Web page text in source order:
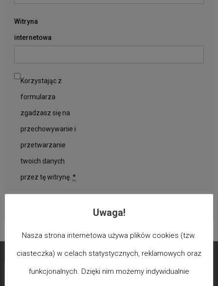
Witryna
internetowa
Korzystając z
formularza
zgadzasz się na
przechowywanie i
przetwarzanie
twoich danych
przez tę witrynę. *
Uwaga!
Nasza strona internetowa używa plików cookies (tzw.
ciasteczka) w celach statystycznych, reklamowych oraz
funkcjonalnych. Dzięki nim możemy indywidualnie